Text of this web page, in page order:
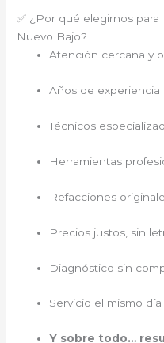
✅ ¿Por qué elegirnos
Nuevo Bajo?
Atención cercana y
Años de
Técnicos
Herramientas
Refacciones
Precios justos, sin
Diagnóstico sin
Servicio el mismo día
Y sobre todo…